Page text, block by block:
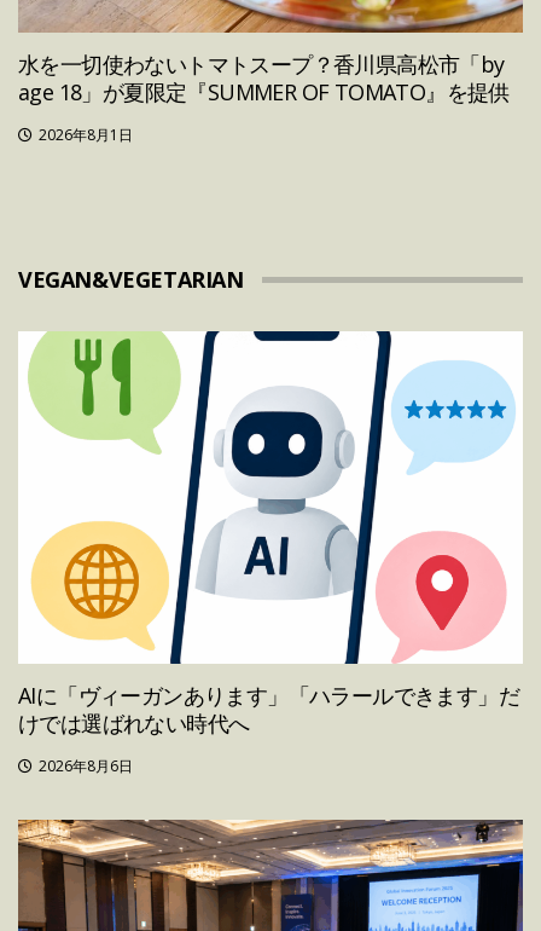
水を一切使わないトマトスープ？香川県高松市「by
age 18」が夏限定『SUMMER OF TOMATO』を提供
2026年8月1日
VEGAN&VEGETARIAN
AIに「ヴィーガンあります」「ハラールできます」だ
けでは選ばれない時代へ
2026年8月6日